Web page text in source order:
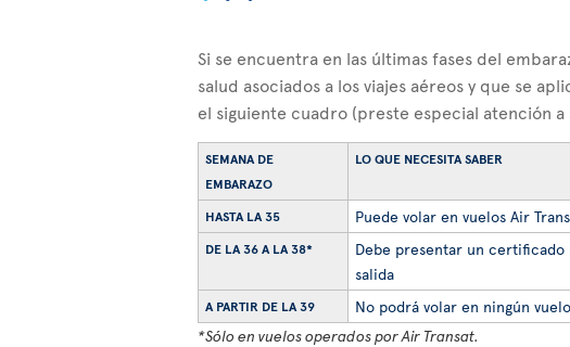
Si se encuentra en las últimas fases del
salud asociados a los viajes aéreos y que se
el siguiente cuadro (preste especial atención
SEMANA DE
EMBARAZO
LO QUE NECESITA SABER
HASTA LA 35 Puede volar en vuelos Air
DE LA 36 A LA 38*
Debe presentar un certificado
salida
A PARTIR DE LA 39
No podrá volar en ningún
*Sólo en vuelos operados por Air Transat.